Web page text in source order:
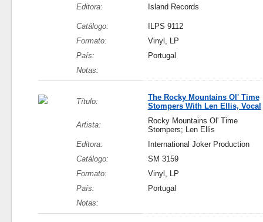
Editora: Island Records
Catálogo:
ILPS 9112
Formato:
Vinyl, LP
País:
Portugal
Notas:
Título:
The Rocky Mountains Ol' Time
Stompers With Len Ellis, Vocal
Artista:
Rocky Mountains Ol' Time
Stompers; Len Ellis
Editora:
International Joker Production
Catálogo:
SM 3159
Formato:
Vinyl, LP
País:
Portugal
Notas: